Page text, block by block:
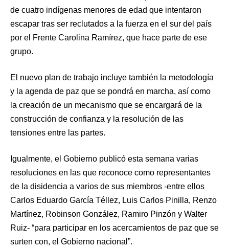
de cuatro indígenas menores de edad que intentaron
escapar tras ser reclutados a la fuerza en el sur del país
por el Frente Carolina Ramírez, que hace parte de ese
grupo.
El nuevo plan de trabajo incluye también la metodología
y la agenda de paz que se pondrá en marcha, así como
la creación de un mecanismo que se encargará de la
construcción de confianza y la resolución de las
tensiones entre las partes.
Igualmente, el Gobierno publicó esta semana varias
resoluciones en las que reconoce como representantes
de la disidencia a varios de sus miembros -entre ellos
Carlos Eduardo García Téllez, Luis Carlos Pinilla, Renzo
Martínez, Robinson González, Ramiro Pinzón y Walter
Ruiz- “para participar en los acercamientos de paz que se
surten con, el Gobierno nacional”.